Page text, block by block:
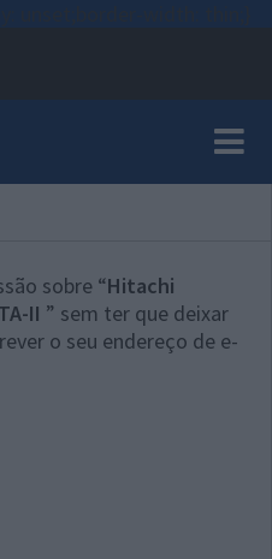
sobre “Hitachi
II ” sem ter que deixar
o seu endereço de e-